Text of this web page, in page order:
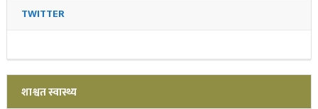
TWITTER
शाश्वत स्वास्थ्य